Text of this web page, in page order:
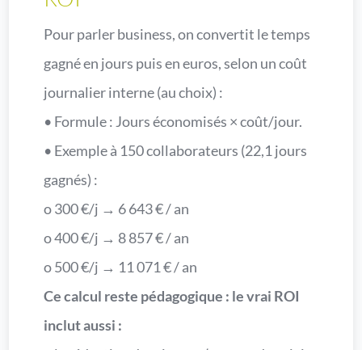
Pour parler business, on convertit le temps
gagné en jours puis en euros, selon un coût
journalier interne (au choix) :
• Formule : Jours économisés × coût/jour.
• Exemple à 150 collaborateurs (22,1 jours
gagnés) :
o 300 €/j → 6 643 € / an
o 400 €/j → 8 857 € / an
o 500 €/j → 11 071 € / an
Ce calcul reste pédagogique : le vrai ROI
inclut aussi :